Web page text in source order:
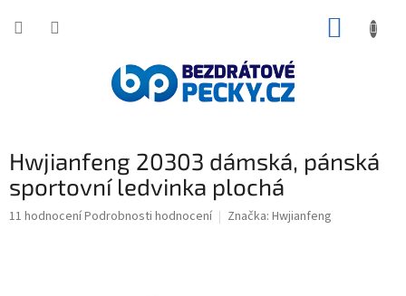
Hwjianfeng 20303 dámská, pánská
sportovní ledvinka plochá
Průměrné
11 hodnoceníPodrobnosti hodnocení Značka: Hwjianfeng